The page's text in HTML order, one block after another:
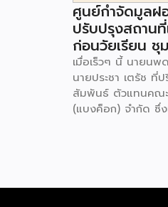
ศูนย์กำจัดมูลฝ
ปรับปรุงสถาน
ก่อนวัยเรียน ชุ
เมื่อเร็วๆ นี้ นายนพ
นายประชา เตรัช ที่
สัมพันธ์ ตัวแทนคณะ
(แบงค็อก) จํากัด ซึ่
ประเวศ เขตประเว